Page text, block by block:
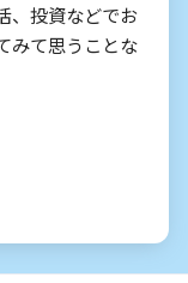
、投資などでお
みて思うことな